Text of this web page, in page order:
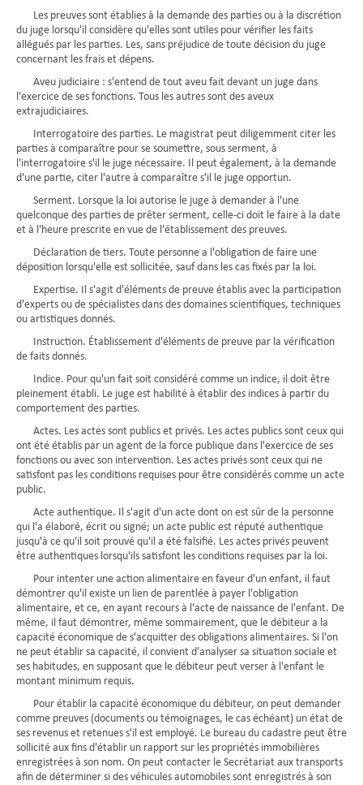
Les preuves sont établies à la demande des parties ou à la discrétion
du juge lorsqu'il considère qu'elles sont utiles pour vérifier les faits
allégués par les parties. Les, sans préjudice de toute décision du juge
concernant les frais et dépens.
Aveu judiciaire : s'entend de tout aveu fait devant un juge dans
l'exercice de ses fonctions. Tous les autres sont des aveux
extrajudiciaires.
Interrogatoire des parties. Le magistrat peut diligemment citer les
parties à comparaître pour se soumettre, sous serment, à
l'interrogatoire s'il le juge nécessaire. Il peut également, à la demande
d'une partie, citer l'autre à comparaître s'il le juge opportun.
Serment. Lorsque la loi autorise le juge à demander à l'une
quelconque des parties de prêter serment, celle-ci doit le faire à la date
et à l'heure prescrite en vue de l'établissement des preuves.
Déclaration de tiers. Toute personne a l'obligation de faire une
déposition lorsqu'elle est sollicitée, sauf dans les cas fixés par la loi.
Expertise. Il s'agit d'éléments de preuve établis avec la participation
d'experts ou de spécialistes dans des domaines scientifiques, techniques
ou artistiques donnés.
Instruction. Établissement d'éléments de preuve par la vérification
de faits donnés.
Indice. Pour qu'un fait soit considéré comme un indice, il doit être
pleinement établi. Le juge est habilité à établir des indices à partir du
comportement des parties.
Actes. Les actes sont publics et privés. Les actes publics sont ceux qui
ont été établis par un agent de la force publique dans l'exercice de ses
fonctions ou avec son intervention. Les actes privés sont ceux qui ne
satisfont pas les conditions requises pour être considérés comme un acte
public.
Acte authentique. Il s'agit d'un acte dont on est sûr de la personne
qui l'a élaboré, écrit ou signé; un acte public est réputé authentique
jusqu'à ce qu'il soit prouvé qu'il a été falsifié. Les actes privés peuvent
être authentiques lorsqu'ils satisfont les conditions requises par la loi.
Pour intenter une action alimentaire en faveur d'un enfant, il faut
démontrer qu'il existe un lien de parentlée à payer l'obligation
alimentaire, et ce, en ayant recours à l'acte de naissance de l'enfant. De
même, il faut démontrer, même sommairement, que le débiteur a la
capacité économique de s'acquitter des obligations alimentaires. Si l'on
ne peut établir sa capacité, il convient d'analyser sa situation sociale et
ses habitudes, en supposant que le débiteur peut verser à l'enfant le
montant minimum requis.
Pour établir la capacité économique du débiteur, on peut demander
comme preuves (documents ou témoignages, le cas échéant) un état de
ses revenus et retenues s'il est employé. Le bureau du cadastre peut être
sollicité aux fins d'établir un rapport sur les propriétés immobilières
enregistrées à son nom. On peut contacter le Secrétariat aux transports
afin de déterminer si des véhicules automobiles sont enregistrés à son